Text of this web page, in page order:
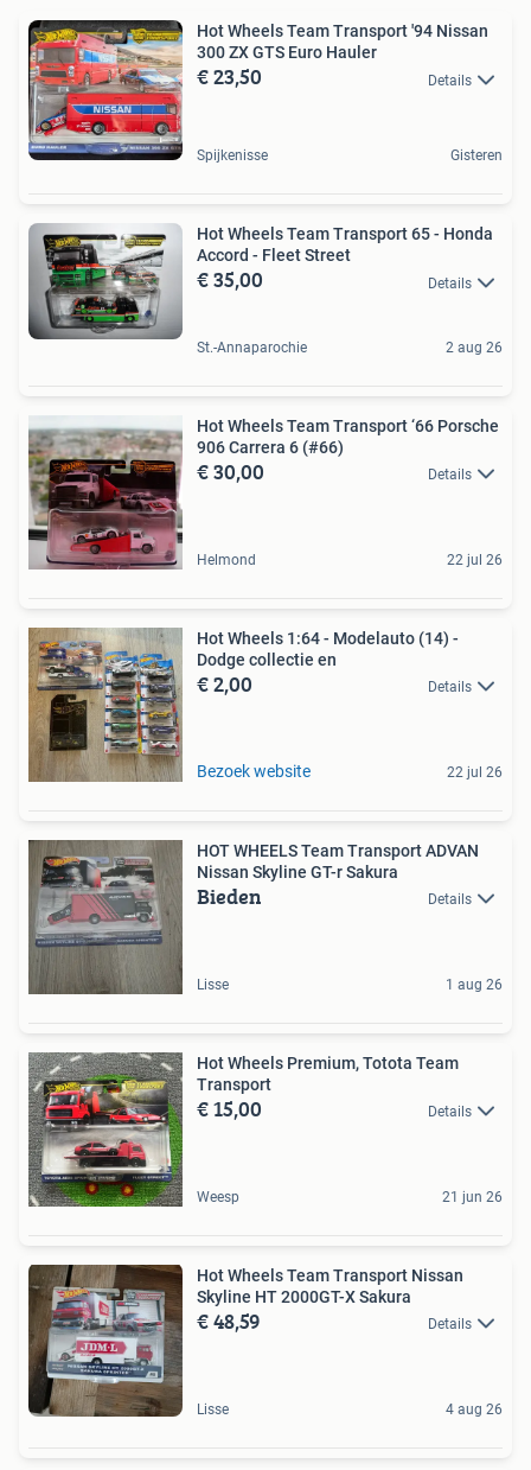
Hot Wheels Team Transport '94 Nissan
300 ZX GTS Euro Hauler
€ 23,50 Details
Spijkenisse Gisteren
Hot Wheels Team Transport 65 - Honda
Accord - Fleet Street
€ 35,00 Details
St.-Annaparochie 2 aug 26
Hot Wheels Team Transport ‘66 Porsche
906 Carrera 6 (#66)
€ 30,00 Details
Helmond 22 jul 26
Hot Wheels 1:64 - Modelauto (14) -
Dodge collectie en
€ 2,00 Details
Bezoek website 22 jul 26
HOT WHEELS Team Transport ADVAN
Nissan Skyline GT-r Sakura
Bieden Details
Lisse 1 aug 26
Hot Wheels Premium, Totota Team
Transport
€ 15,00 Details
Weesp 21 jun 26
Hot Wheels Team Transport Nissan
Skyline HT 2000GT-X Sakura
€ 48,59 Details
Lisse 4 aug 26